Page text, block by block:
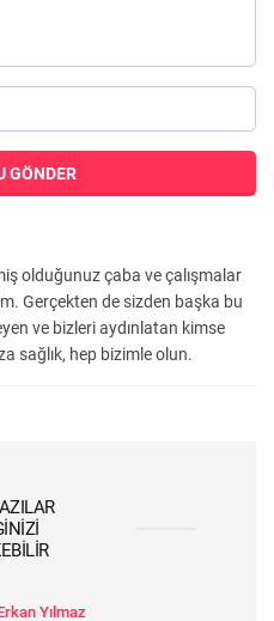
GÖNDER
olduğunuz çaba ve çalışmalar
Gerçekten de sizden başka bu
ve bizleri aydınlatan kimse
sağlık, hep bizimle olun.
Yılmaz